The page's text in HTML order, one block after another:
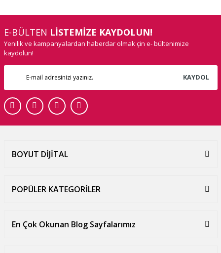
E-BÜLTEN LİSTEMİZE KAYDOLUN!
Yenilik ve kampanyalardan haberdar olmak çin e- bültenimize
kaydolun!
KAYDOL
BOYUT DİJİTAL
POPÜLER KATEGORİLER
En Çok Okunan Blog Sayfalarımız